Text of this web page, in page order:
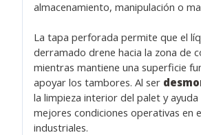
almacenamiento, manipulación o
La tapa perforada permite que el
derramado drene hacia la zona de
mientras mantiene una superficie
apoyar los tambores. Al ser
la limpieza interior del palet y
mejores condiciones operativas en
industriales.